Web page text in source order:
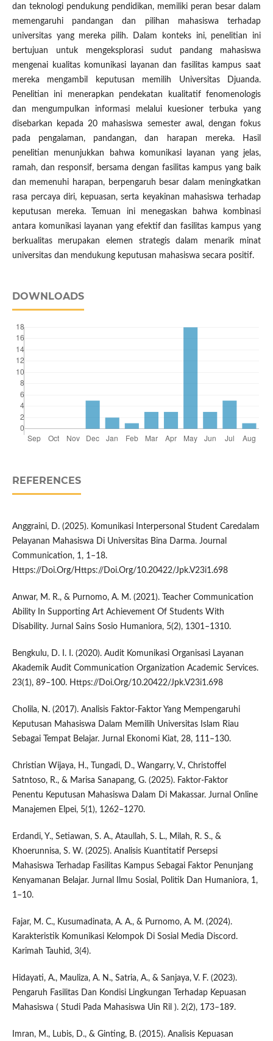
dan teknologi pendukung pendidikan, memiliki peran besar dalam
memengaruhi pandangan dan pilihan mahasiswa terhadap
universitas yang mereka pilih. Dalam konteks ini, penelitian ini
bertujuan untuk mengeksplorasi sudut pandang mahasiswa
mengenai kualitas komunikasi layanan dan fasilitas kampus saat
mereka mengambil keputusan memilih Universitas Djuanda.
Penelitian ini menerapkan pendekatan kualitatif fenomenologis
dan mengumpulkan informasi melalui kuesioner terbuka yang
disebarkan kepada 20 mahasiswa semester awal, dengan fokus
pada pengalaman, pandangan, dan harapan mereka. Hasil
penelitian menunjukkan bahwa komunikasi layanan yang jelas,
ramah, dan responsif, bersama dengan fasilitas kampus yang baik
dan memenuhi harapan, berpengaruh besar dalam meningkatkan
rasa percaya diri, kepuasan, serta keyakinan mahasiswa terhadap
keputusan mereka. Temuan ini menegaskan bahwa kombinasi
antara komunikasi layanan yang efektif dan fasilitas kampus yang
berkualitas merupakan elemen strategis dalam menarik minat
universitas dan mendukung keputusan mahasiswa secara positif.
DOWNLOADS
REFERENCES
Anggraini, D. (2025). Komunikasi Interpersonal Student Caredalam
Pelayanan Mahasiswa Di Universitas Bina Darma. Journal
Communication, 1, 1–18.
Https://Doi.Org/Https://Doi.Org/10.20422/Jpk.V23i1.698
Anwar, M. R., & Purnomo, A. M. (2021). Teacher Communication
Ability In Supporting Art Achievement Of Students With
Disability. Jurnal Sains Sosio Humaniora, 5(2), 1301–1310.
Bengkulu, D. I. I. (2020). Audit Komunikasi Organisasi Layanan
Akademik Audit Communication Organization Academic Services.
23(1), 89–100. Https://Doi.Org/10.20422/Jpk.V23i1.698
Cholila, N. (2017). Analisis Faktor-Faktor Yang Mempengaruhi
Keputusan Mahasiswa Dalam Memilih Universitas Islam Riau
Sebagai Tempat Belajar. Jurnal Ekonomi Kiat, 28, 111–130.
Christian Wijaya, H., Tungadi, D., Wangarry, V., Christoffel
Satntoso, R., & Marisa Sanapang, G. (2025). Faktor-Faktor
Penentu Keputusan Mahasiswa Dalam Di Makassar. Jurnal Online
Manajemen Elpei, 5(1), 1262–1270.
Erdandi, Y., Setiawan, S. A., Ataullah, S. L., Milah, R. S., &
Khoerunnisa, S. W. (2025). Analisis Kuantitatif Persepsi
Mahasiswa Terhadap Fasilitas Kampus Sebagai Faktor Penunjang
Kenyamanan Belajar. Jurnal Ilmu Sosial, Politik Dan Humaniora, 1,
1–10.
Fajar, M. C., Kusumadinata, A. A., & Purnomo, A. M. (2024).
Karakteristik Komunikasi Kelompok Di Sosial Media Discord.
Karimah Tauhid, 3(4).
Hidayati, A., Mauliza, A. N., Satria, A., & Sanjaya, V. F. (2023).
Pengaruh Fasilitas Dan Kondisi Lingkungan Terhadap Kepuasan
Mahasiswa ( Studi Pada Mahasiswa Uin Ril ). 2(2), 173–189.
Imran, M., Lubis, D., & Ginting, B. (2015). Analisis Kepuasan